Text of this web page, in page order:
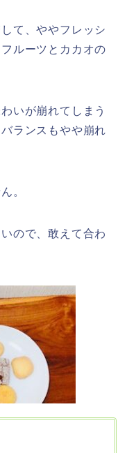
て、ややフレッシ
ルーツとカカオの
いが崩れてしまう
ランスもやや崩れ
。
ので、敢えて合わ